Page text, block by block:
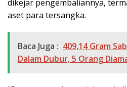
dikejar pengembaliannya,
aset para tersangka.
Baca Juga : 409,14 Gram
Dalam Dubur, 5 Orang